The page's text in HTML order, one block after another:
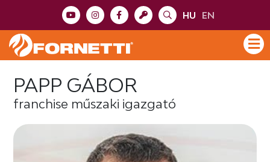
HU EN
PAPP GÁBOR
franchise műszaki igazgató